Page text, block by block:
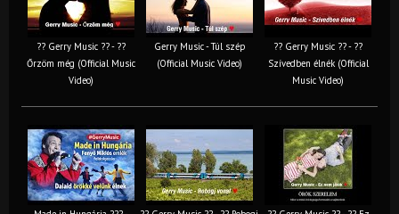
?? Gerry Music ?? - ??
Őrzöm még (Official Music
Video)
Gerry Music - Túl szép
(Official Music Video)
?? Gerry Music ?? - ??
Szívedben élnék (Official
Music Video)